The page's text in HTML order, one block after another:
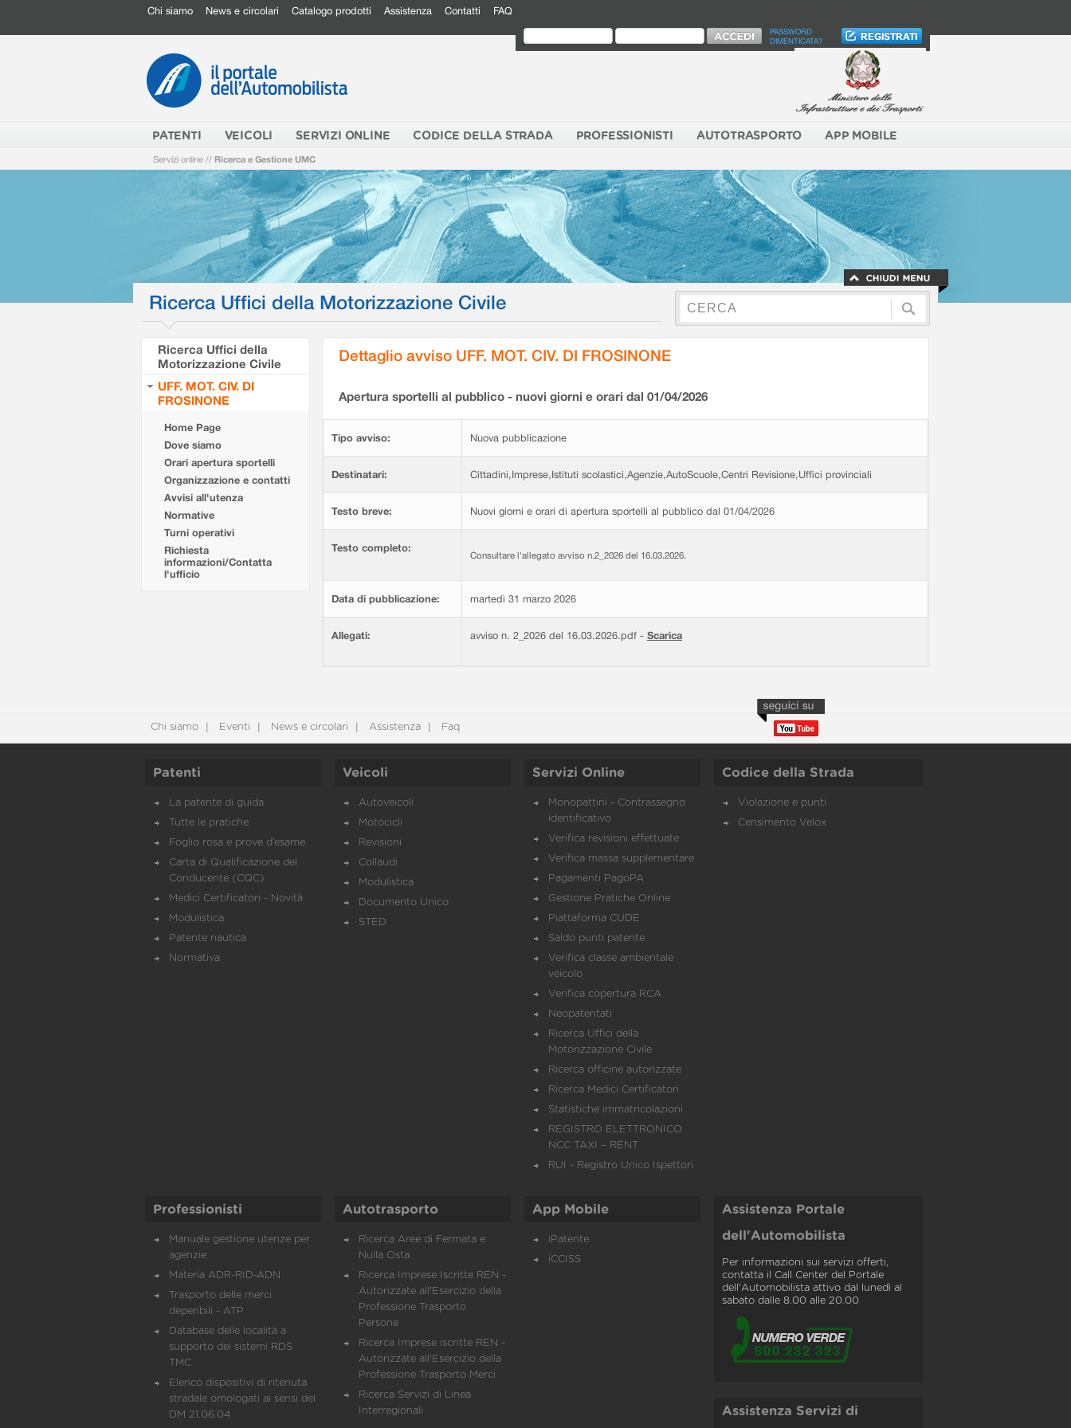
Chi siamo News e circolari Catalogo prodotti Assistenza Contatti FAQ
PASSWORD
DIMENTICATA?
PATENTI VEICOLI SERVIZI ONLINE CODICE DELLA STRADA PROFESSIONISTI AUTOTRASPORTO APP MOBILE
Servizi online // Ricerca e Gestione UMC
Ricerca Uffici della Motorizzazione Civile
Ricerca Uffici della
Motorizzazione Civile
UFF. MOT. CIV. DI
FROSINONE
Home Page
Dove siamo
Orari apertura sportelli
Organizzazione e contatti
Avvisi all'utenza
Normative
Turni operativi
Richiesta
informazioni/Contatta
l'ufficio
Dettaglio avviso UFF. MOT. CIV. DI FROSINONE
Apertura sportelli al pubblico - nuovi giorni e orari dal 01/04/2026
Tipo avviso: Nuova pubblicazione
Destinatari: Cittadini,Imprese,Istituti scolastici,Agenzie,AutoScuole,Centri Revisione,Uffici provinciali
Testo breve: Nuovi giorni e orari di apertura sportelli al pubblico dal 01/04/2026
Testo completo:
Consultare l'allegato avviso n.2_2026 del 16.03.2026.
Data di pubblicazione: martedì 31 marzo 2026
Allegati: avviso n. 2_2026 del 16.03.2026.pdf - Scarica
Chi siamo Eventi News e circolari Assistenza Faq
Patenti
La patente di guida
Tutte le pratiche
Foglio rosa e prove d’esame
Carta di Qualificazione del
Conducente (CQC)
Medici Certificatori - Novità
Modulistica
Patente nautica
Normativa
Veicoli
Autoveicoli
Motocicli
Revisioni
Collaudi
Modulistica
Documento Unico
STED
Servizi Online
Monopattini - Contrassegno
identificativo
Verifica revisioni effettuate
Verifica massa supplementare
Pagamenti PagoPA
Gestione Pratiche Online
Piattaforma CUDE
Saldo punti patente
Verifica classe ambientale
veicolo
Verifica copertura RCA
Neopatentati
Ricerca Uffici della
Motorizzazione Civile
Ricerca officine autorizzate
Ricerca Medici Certificatori
Statistiche immatricolazioni
REGISTRO ELETTRONICO
NCC TAXI – RENT
RUI - Registro Unico Ispettori
Codice della Strada
Violazione e punti
Censimento Velox
Professionisti
Manuale gestione utenze per
agenzie
Materia ADR-RID-ADN
Trasporto delle merci
deperibili - ATP
Database delle località a
supporto dei sistemi RDS
TMC
Elenco dispositivi di ritenuta
stradale omologati ai sensi del
DM 21.06.04
Autotrasporto
Ricerca Aree di Fermata e
Nulla Osta
Ricerca Imprese Iscritte REN -
Autorizzate all'Esercizio della
Professione Trasporto
Persone
Ricerca Imprese iscritte REN -
Autorizzate all'Esercizio della
Professione Trasporto Merci
Ricerca Servizi di Linea
Interregionali
App Mobile
iPatente
iCCISS
Assistenza Portale
dell'Automobilista
Per informazioni sui servizi offerti,
contatta il Call Center del Portale
dell'Automobilista attivo dal lunedì al
sabato dalle 8.00 alle 20.00
Assistenza Servizi di